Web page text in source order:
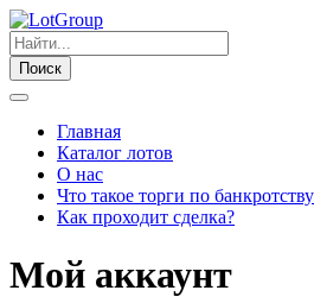
Поиск
Главная
Каталог лотов
О нас
Что такое торги по
Как проходит сделка?
Мой аккаунт